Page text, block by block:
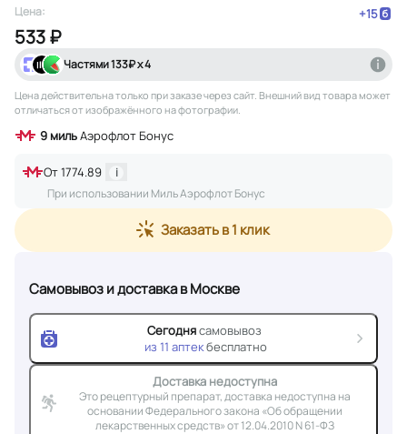
Цена: +15
533 ₽
Частями133₽ х 4
Цена действительна только при заказе через сайт. Внешний вид товара может
отличаться от изображённого на фотографии.
9 мильАэрофлот Бонус
От1774.89
i
При использовании Миль Аэрофлот Бонус
Заказать в 1 клик
Самовывоз и доставкав Москве
Сегоднясамовывоз
из 11 аптекбесплатно
Доставка недоступна
Это рецептурный препарат, доставка недоступна на
основании Федерального закона «Об обращении
лекарственных средств» от 12.04.2010 N 61-ФЗ